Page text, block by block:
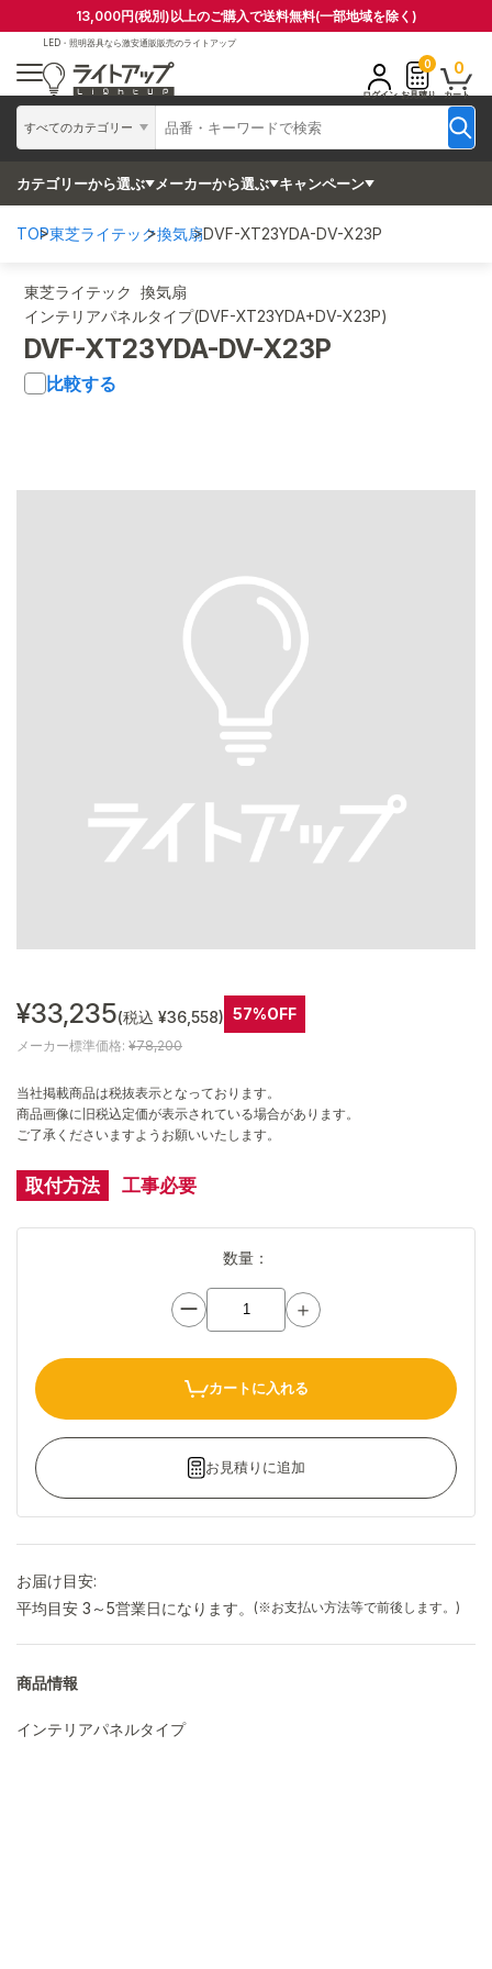
13,000円(税別)以上のご購入で送料無料(一部地域を除く)
LED・照明器具なら激安通販販売のライトアップ
すべてのカテゴリー
ログイン
0
お見積り
0
カート
カテゴリーから選ぶ メーカーから選ぶ キャンペーン
TOP東芝ライテック換気扇DVF-XT23YDA-DV-X23P
東芝ライテック 換気扇
インテリアパネルタイプ(DVF-XT23YDA+DV-X23P)
DVF-XT23YDA-DV-X23P
比較する
¥33,235(税込 ¥36,558) 57%OFF
メーカー標準価格: ¥78,200
当社掲載商品は税抜表示となっております。
商品画像に旧税込定価が表示されている場合があります。
ご了承くださいますようお願いいたします。
取付方法 工事必要
数量：
ー ＋
カートに入れる
お見積りに追加
お届け目安:
平均目安 3～5営業日になります。
(※お支払い方法等で前後します。)
商品情報
インテリアパネルタイプ